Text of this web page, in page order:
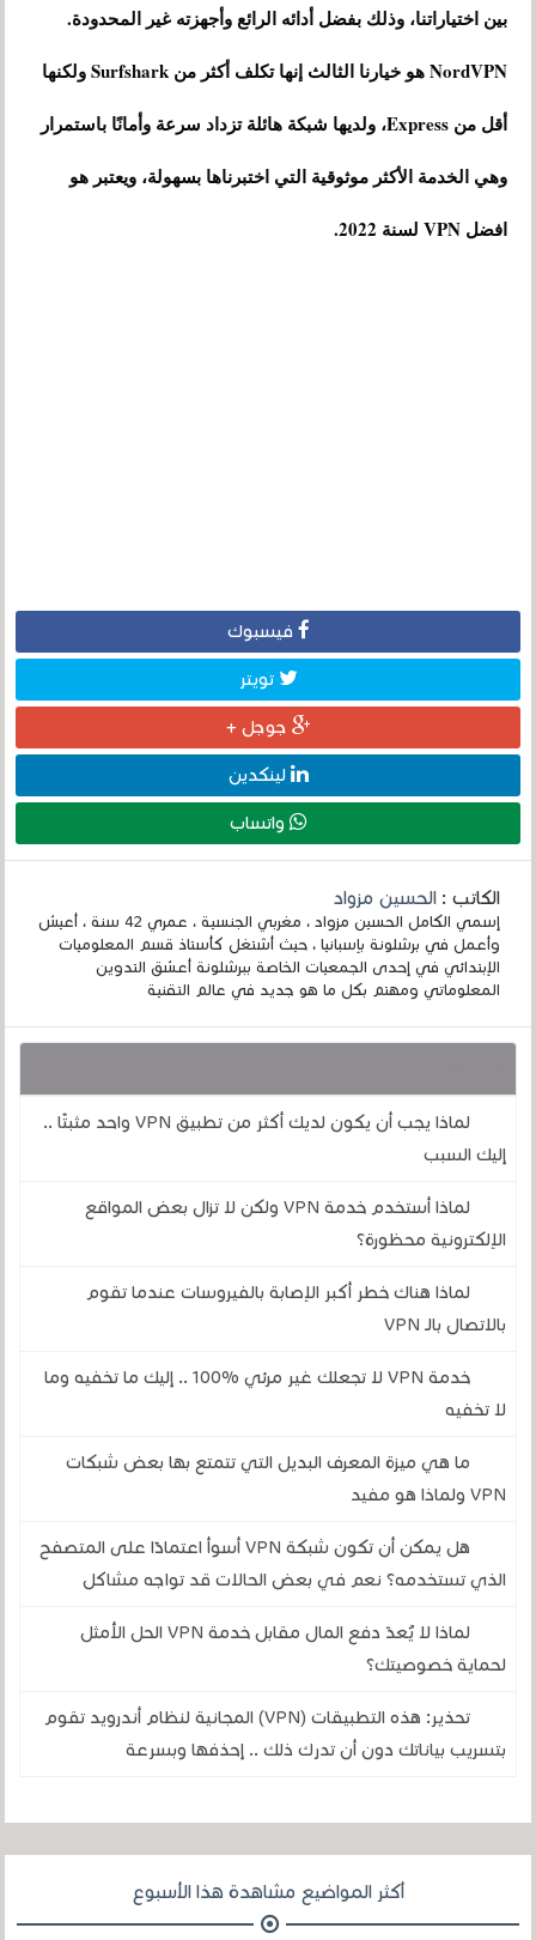
بين اختياراتنا، وذلك بفضل أدائه الرائع وأجهزته غير المحدودة.
NordVPN هو خيارنا الثالث إنها تكلف أكثر من Surfshark ولكنها
أقل من Express، ولديها شبكة هائلة تزداد سرعة وأمانًا باستمرار
وهي الخدمة الأكثر موثوقية التي اختبرناها بسهولة، ويعتبر هو
افضل VPN لسنة 2022.
فيسبوك
تويتر
جوجل +
لينكدين
واتساب
الكاتب :الحسين مزواد
إسمي الكامل الحسين مزواد ، مغربي الجنسية ، عمري 42 سنة ، أعيش
وأعمل في برشلونة بإسبانيا ، حيث أشتغل كأستاذ قسم المعلوميات
الإبتدائي في إحدى الجمعيات الخاصة ببرشلونة أعشق التدوين
المعلوماتي ومهتم بكل ما هو جديد في عالم التقنية
لماذا يجب أن يكون لديك أكثر من تطبيق VPN واحد مثبتًا ..
إليك السبب
لماذا أستخدم خدمة VPN ولكن لا تزال بعض المواقع
الإلكترونية محظورة؟
لماذا هناك خطر أكبر الإصابة بالفيروسات عندما تقوم
بالاتصال بالـ VPN
خدمة VPN لا تجعلك غير مرئي %100 .. إليك ما تخفيه وما
لا تخفيه
ما هي ميزة المعرف البديل التي تتمتع بها بعض شبكات
VPN ولماذا هو مفيد
هل يمكن أن تكون شبكة VPN أسوأ اعتمادًا على المتصفح
الذي تستخدمه؟ نعم في بعض الحالات قد تواجه مشاكل
لماذا لا يُعدّ دفع المال مقابل خدمة VPN الحل الأمثل
لحماية خصوصيتك؟
تحذير: هذه التطبيقات (VPN) المجانية لنظام أندرويد تقوم
بتسريب بياناتك دون أن تدرك ذلك .. إحذفها وبسرعة
أكثر المواضيع مشاهدة هذا الأسبوع